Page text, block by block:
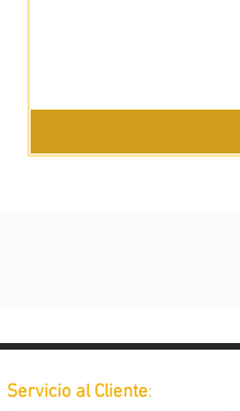
Servicio al Cliente: